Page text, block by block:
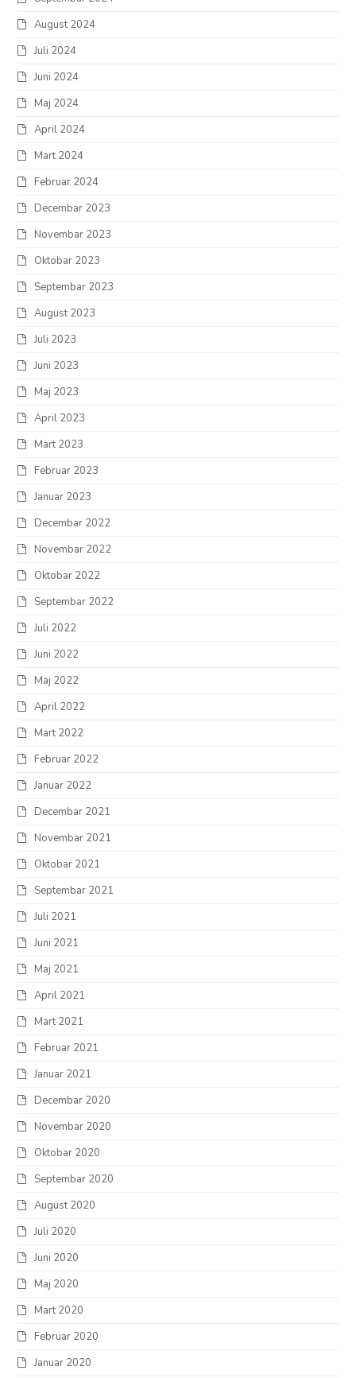
August 2024
Juli 2024
Juni 2024
Maj 2024
April 2024
Mart 2024
Februar 2024
Decembar 2023
Novembar 2023
Oktobar 2023
Septembar 2023
August 2023
Juli 2023
Juni 2023
Maj 2023
April 2023
Mart 2023
Februar 2023
Januar 2023
Decembar 2022
Novembar 2022
Oktobar 2022
Septembar 2022
Juli 2022
Juni 2022
Maj 2022
April 2022
Mart 2022
Februar 2022
Januar 2022
Decembar 2021
Novembar 2021
Oktobar 2021
Septembar 2021
Juli 2021
Juni 2021
Maj 2021
April 2021
Mart 2021
Februar 2021
Januar 2021
Decembar 2020
Novembar 2020
Oktobar 2020
Septembar 2020
August 2020
Juli 2020
Juni 2020
Maj 2020
Mart 2020
Februar 2020
Januar 2020